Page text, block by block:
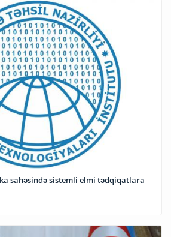
sahəsində sistemli elmi tədqiqatlara